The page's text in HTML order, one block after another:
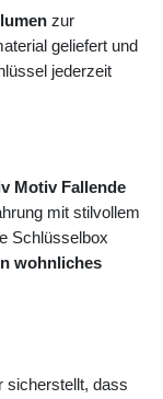
zur
geliefert und
jederzeit
Motiv Fallende
mit stilvollem
Schlüsselbox
wohnliches
sicherstellt, dass